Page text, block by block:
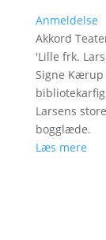
Anmeldelse
Akkord
'Lille frk.
Signe
Larsens
bogglæde.
Læs mere